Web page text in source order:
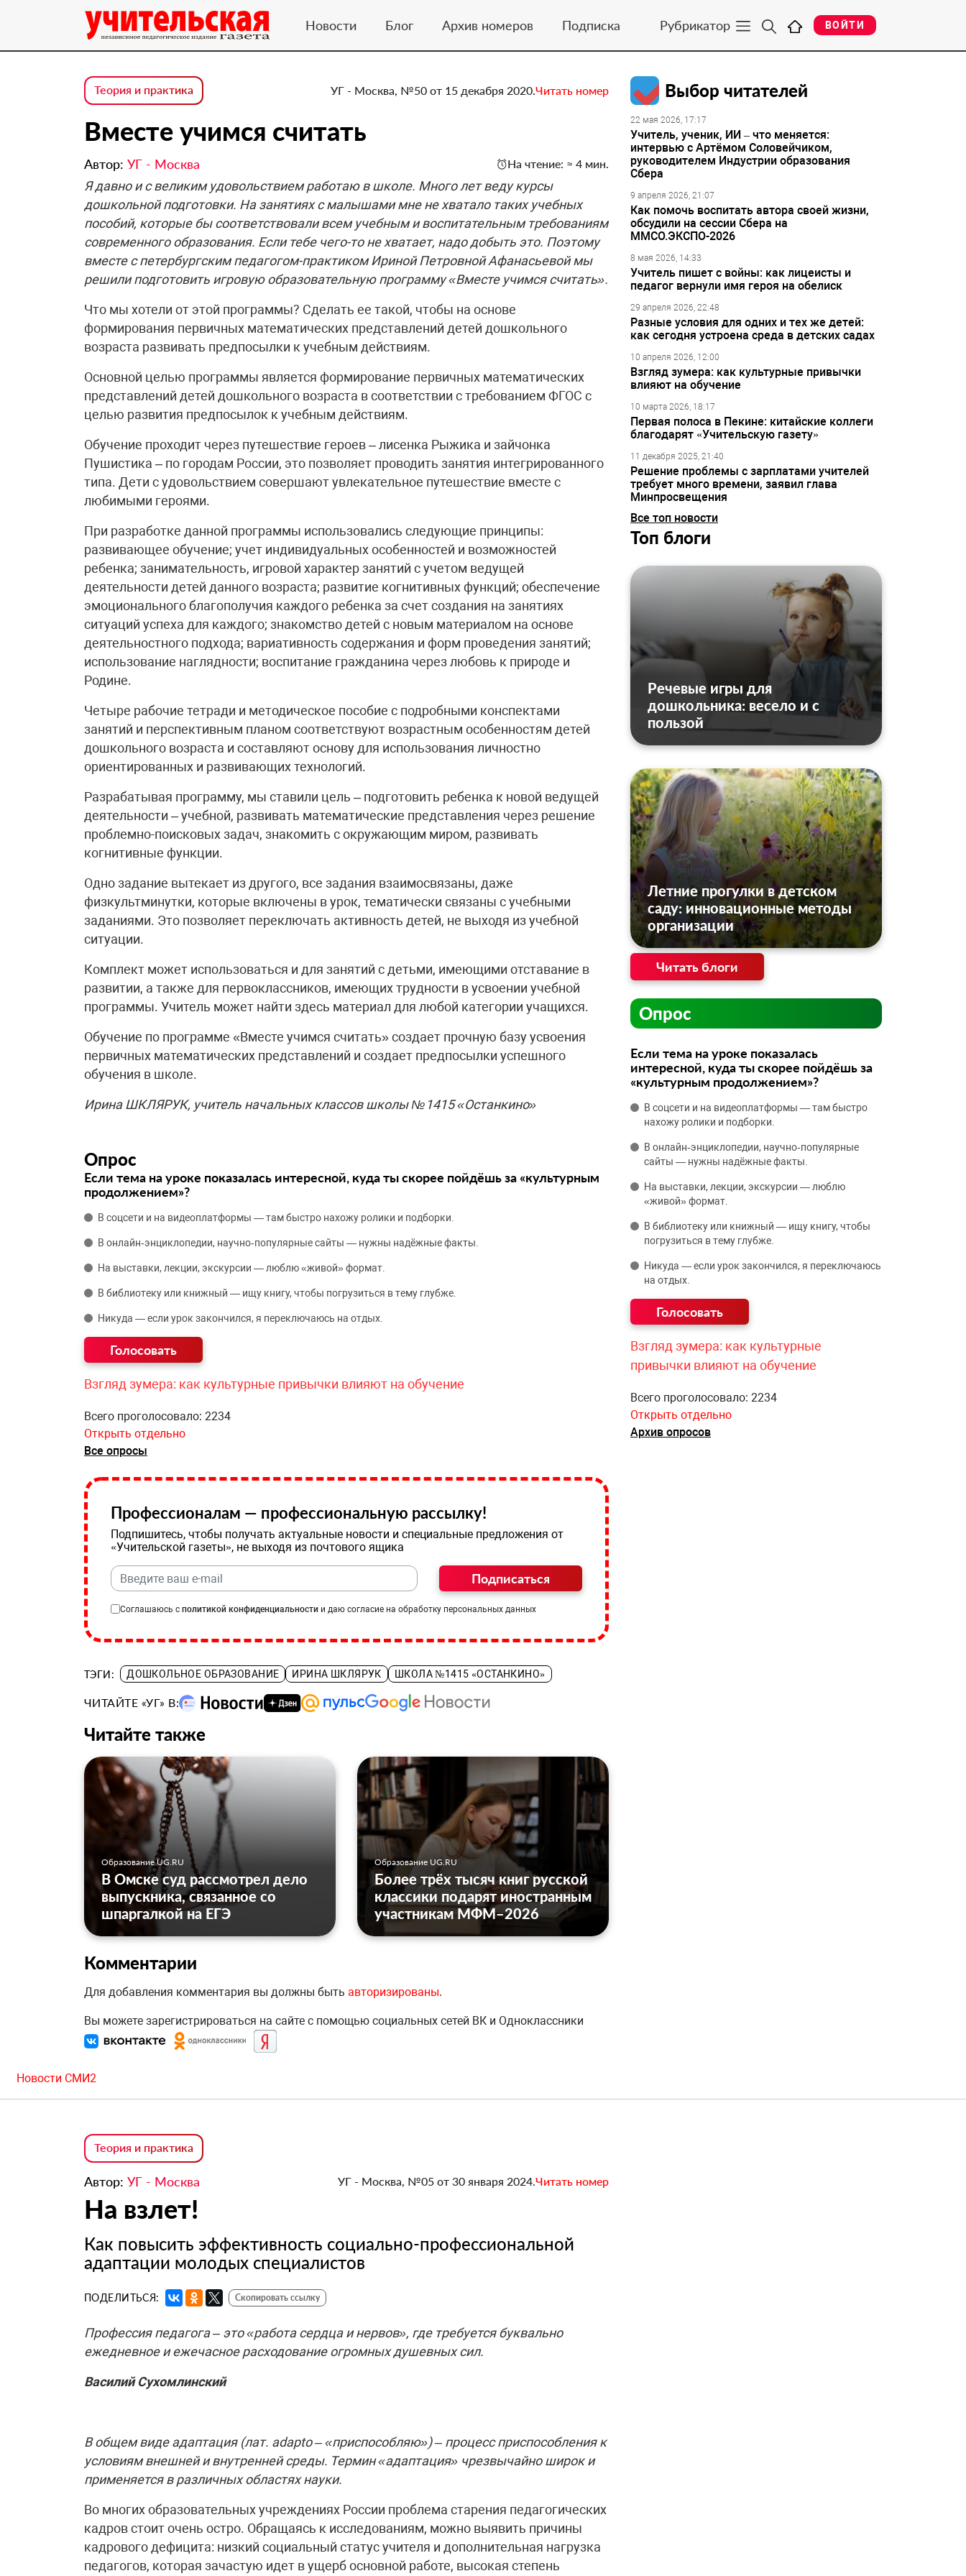
Новости Блог Архив номеров Подписка Рубрикатор ВОЙТИ
Теория и практика УГ - Москва, №50 от 15 декабря 2020.Читать номер
Вместе учимся считать
Автор: УГ - Москва На чтение: ≈ 4 мин.
Я давно и с великим удовольствием работаю в школе. Много лет веду курсы
дошкольной подготовки. На занятиях с малышами мне не хватало таких учебных
пособий, которые бы соответствовали всем учебным и воспитательным требованиям
современного образования. Если тебе чего-то не хватает, надо добыть это. Поэтому
вместе с петербургским педагогом-практиком Ириной Петровной Афанасьевой мы
решили подготовить игровую образовательную программу «Вместе учимся считать».
Что мы хотели от этой программы? Сделать ее такой, чтобы на основе
формирования первичных математических представлений детей дошкольного
возраста развивать предпосылки к учебным действиям.
Основной целью программы является формирование первичных математических
представлений детей дошкольного возраста в соответствии с требованием ФГОС с
целью развития предпосылок к учебным действиям.
Обучение проходит через путешествие героев – лисенка Рыжика и зайчонка
Пушистика – по городам России, это позволяет проводить занятия интегрированного
типа. Дети с удовольствием совершают увлекательное путешествие вместе с
любимыми героями.
При разработке данной программы использовались следующие принципы:
развивающее обучение; учет индивидуальных особенностей и возможностей
ребенка; занимательность, игровой характер занятий с учетом ведущей
деятельности детей данного возраста; развитие когнитивных функций; обеспечение
эмоционального благополучия каждого ребенка за счет создания на занятиях
ситуаций успеха для каждого; знакомство детей с новым материалом на основе
деятельностного подхода; вариативность содержания и форм проведения занятий;
использование наглядности; воспитание гражданина через любовь к природе и
Родине.
Четыре рабочие тетради и методическое пособие с подробными конспектами
занятий и перспективным планом соответствуют возрастным особенностям детей
дошкольного возраста и составляют основу для использования личностно
ориентированных и развивающих технологий.
Разрабатывая программу, мы ставили цель – подготовить ребенка к новой ведущей
деятельности – учебной, развивать математические представления через решение
проблемно-поисковых задач, знакомить с окружающим миром, развивать
когнитивные функции.
Одно задание вытекает из другого, все задания взаимо­связаны, даже
физкультминутки, которые включены в урок, тематически связаны с учебными
заданиями. Это позволяет переключать активность детей, не выходя из учебной
ситуации.
Комплект может использоваться и для занятий с детьми, имеющими отставание в
развитии, а также для первоклас­сников, имеющих трудности в усвоении учебной
программы. Учитель может найти здесь материал для любой категории учащихся.
Обучение по программе «Вместе учимся считать» создает прочную базу усвоения
первичных математических представлений и создает предпосылки успешного
обучения в школе.
Ирина ШКЛЯРУК, учитель начальных классов школы №1415 «Останкино»
Опрос
Если тема на уроке показалась интересной, куда ты скорее пойдёшь за «культурным
продолжением»?
В соцсети и на видеоплатформы — там быстро нахожу ролики и подборки.
В онлайн‑энциклопедии, научно‑популярные сайты — нужны надёжные факты.
На выставки, лекции, экскурсии — люблю «живой» формат.
В библиотеку или книжный — ищу книгу, чтобы погрузиться в тему глубже.
Никуда — если урок закончился, я переключаюсь на отдых.
Взгляд зумера: как культурные привычки влияют на обучение
Всего проголосовало: 2234
Открыть отдельно
Все опросы
Профессионалам — профессиональную рассылку!
Подпишитесь, чтобы получать актуальные новости и специальные предложения от
«Учительской газеты», не выходя из почтового ящика
Подписаться
Соглашаюсь с политикой конфиденциальности и даю согласие на обработку персональных данных
ТЭГИ: ДОШКОЛЬНОЕ ОБРАЗОВАНИЕ ИРИНА ШКЛЯРУК ШКОЛА №1415 «ОСТАНКИНО»
ЧИТАЙТЕ «УГ» В:
Читайте также
Образование UG.RU
В Омске суд рассмотрел дело
выпускника, связанное со
шпаргалкой на ЕГЭ
Образование UG.RU
Более трёх тысяч книг русской
классики подарят иностранным
участникам МФМ–2026
Комментарии
Для добавления комментария вы должны быть авторизированы.
Вы можете зарегистрироваться на сайте с помощью социальных сетей ВК и Одноклассники
Выбор читателей
22 мая 2026, 17:17
Учитель, ученик, ИИ – что меняется:
интервью с Артёмом Соловейчиком,
руководителем Индустрии образования
Сбера
9 апреля 2026, 21:07
Как помочь воспитать автора своей жизни,
обсудили на сессии Сбера на
ММСО.ЭКСПО-2026
8 мая 2026, 14:33
Учитель пишет с войны: как лицеисты и
педагог вернули имя героя на обелиск
29 апреля 2026, 22:48
Разные условия для одних и тех же детей:
как сегодня устроена среда в детских садах
10 апреля 2026, 12:00
Взгляд зумера: как культурные привычки
влияют на обучение
10 марта 2026, 18:17
Первая полоса в Пекине: китайские коллеги
благодарят «Учительскую газету»
11 декабря 2025, 21:40
Решение проблемы с зарплатами учителей
требует много времени, заявил глава
Минпросвещения
Все топ новости
Топ блоги
Речевые игры для
дошкольника: весело и с
пользой
Летние прогулки в детском
саду: инновационные методы
организации
Читать блоги
Опрос
Если тема на уроке показалась
интересной, куда ты скорее пойдёшь за
«культурным продолжением»?
В соцсети и на видеоплатформы — там быстро
нахожу ролики и подборки.
В онлайн‑энциклопедии, научно‑популярные
сайты — нужны надёжные факты.
На выставки, лекции, экскурсии — люблю
«живой» формат.
В библиотеку или книжный — ищу книгу, чтобы
погрузиться в тему глубже.
Никуда — если урок закончился, я переключаюсь
на отдых.
Взгляд зумера: как культурные
привычки влияют на обучение
Всего проголосовало: 2234
Открыть отдельно
Архив опросов
Новости СМИ2
Теория и практика
Автор: УГ - Москва УГ - Москва, №05 от 30 января 2024.Читать номер
На взлет!
Как повысить эффективность социально-профессиональной
адаптации молодых специалистов
ПОДЕЛИТЬСЯ: Скопировать ссылку
Профессия педагога – это «работа сердца и нервов», где требуется буквально
ежедневное и ежечасное расходование огромных душевных сил.
Василий Сухомлинский
В общем виде адаптация (лат. adapto – «приспособляю») – процесс приспособления к
условиям внешней и внутренней среды. Термин «адаптация» чрезвычайно широк и
применяется в различных областях науки.
Во многих образовательных учреждениях России проблема старения педагогических
кадров стоит очень остро. Обращаясь к исследованиям, можно выявить причины
кадрового дефицита: низкий социальный статус учителя и дополнительная нагрузка
педагогов, которая зачастую идет в ущерб основной работе, высокая степень